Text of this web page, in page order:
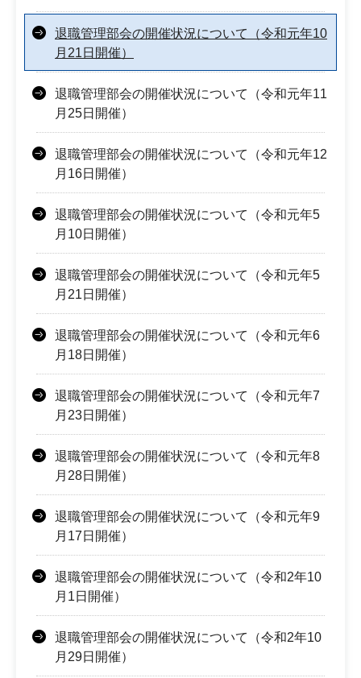
退職管理部会の開催状況について（令和元年10
月21日開催）
退職管理部会の開催状況について（令和元年11
月25日開催）
退職管理部会の開催状況について（令和元年12
月16日開催）
退職管理部会の開催状況について（令和元年5
月10日開催）
退職管理部会の開催状況について（令和元年5
月21日開催）
退職管理部会の開催状況について（令和元年6
月18日開催）
退職管理部会の開催状況について（令和元年7
月23日開催）
退職管理部会の開催状況について（令和元年8
月28日開催）
退職管理部会の開催状況について（令和元年9
月17日開催）
退職管理部会の開催状況について（令和2年10
月1日開催）
退職管理部会の開催状況について（令和2年10
月29日開催）